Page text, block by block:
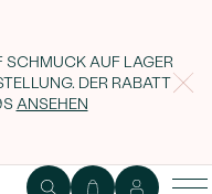
SCHMUCK AUF LAGER
DER RABATT
ANSEHEN